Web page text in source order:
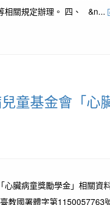
相關規定辦理。 四、 &n...
童基金會「心
心臟病童獎勵學金」相
教國署體字第